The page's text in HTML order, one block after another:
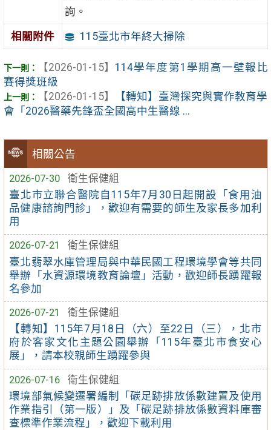
相關公告
2026-07-30
衛生保健組
臺北市立聯合醫院自115年7月30日起開設「食用油
品健康諮詢門診」，歡迎有需要的師生及家長多加利
用
2026-07-21
衛生保健組
臺北翡翠水庫管理局與中華民國工程環境學會等共同
舉辦「水資源環境教育論壇」活動，歡迎師長踴躍報
名參加
2026-07-21
衛生保健組
【轉知】115年7月18日（六）至22日（三），北市
府於客家文化主題公園舉辦「115年臺北市食安心
展」，請本校親師生踴躍參與
2026-07-16
衛生保健組
環境部氣候變遷署編制「碳足跡排放係數建置及使用
作業指引（第一版）」及「碳足跡排放係數資料庫審
查標準作業流程」，歡迎下載利用
詢。
相關附件 115臺北市年終大掃除
【2026-01-15】 114學年度第1學期高一壁報比
賽得獎班級
【2026-01-15】
【轉知】臺灣探究與實作教育學
會「2026醫藥先鋒盃全國高中生醫線 ...